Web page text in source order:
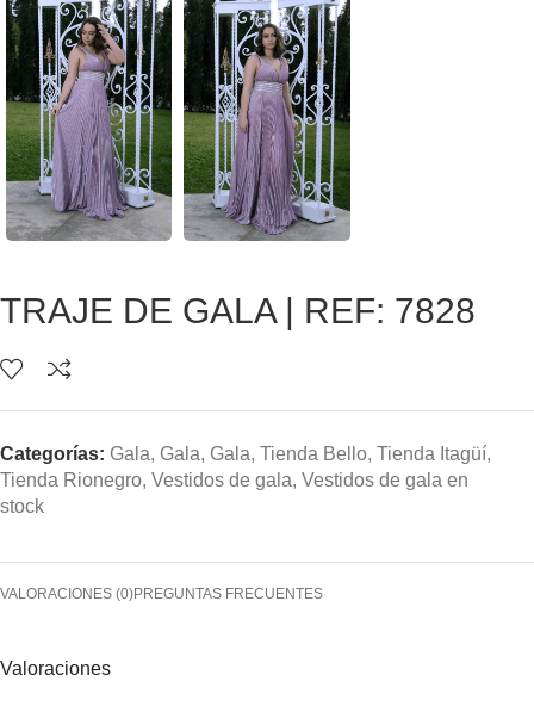
TRAJE DE GALA | REF: 7828
Categorías: Gala, Gala, Gala, Tienda Bello, Tienda Itagüí,
Tienda Rionegro, Vestidos de gala, Vestidos de gala en
stock
VALORACIONES (0)PREGUNTAS FRECUENTES
Valoraciones